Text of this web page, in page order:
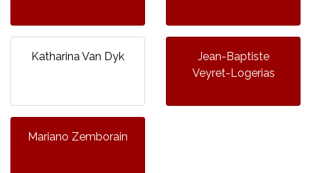
Katharina Van Dyk
Jean-Baptiste
Veyret-Logerias
Mariano Zemborain